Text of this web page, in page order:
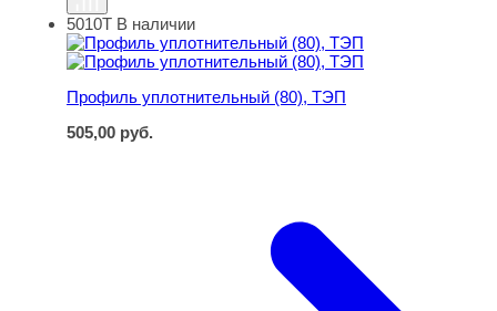
Профиль уплотнительный (80), ТЭП
5010Т В наличии
Профиль уплотнительный (80), ТЭП
505,00 руб.